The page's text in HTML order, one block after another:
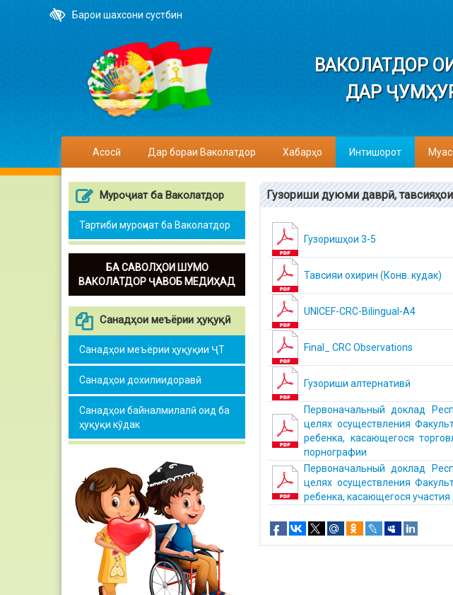
Барои шахсони сустбин
ВАКОЛАТДОР
ДАР
Асосӣ Дар бораи Ваколатдор Хабарҳо Интишорот
Муроҷиат ба Ваколатдор
Тартиби муроҷиат ба Ваколатдор
БА САВОЛҲОИ ШУМО
ВАКОЛАТДОР ҶАВОБ МЕДИҲАД
Санадҳои меъёрии ҳуқуқӣ
Санадҳои меъёрии ҳуқуқии ҶТ
Санадҳои дохилиидоравӣ
Санадҳои байналмилалӣ оид ба
ҳуқуқи кӯдак
Гузориши дуюми даврӣ,
Гузоришҳои 3-5
Тавсияи охирин (Конв. кудак)
UNICEF-CRC-Bilingual-A4
Final_ CRC Observations
Гузориши алтернативӣ
Первоначальный доклад
целях осуществления
ребенка, касающегося
порнографии
Первоначальный доклад
целях осуществления
ребенка, касающегося